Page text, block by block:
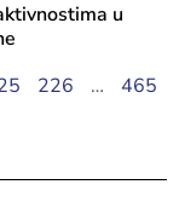
u
226 …
465